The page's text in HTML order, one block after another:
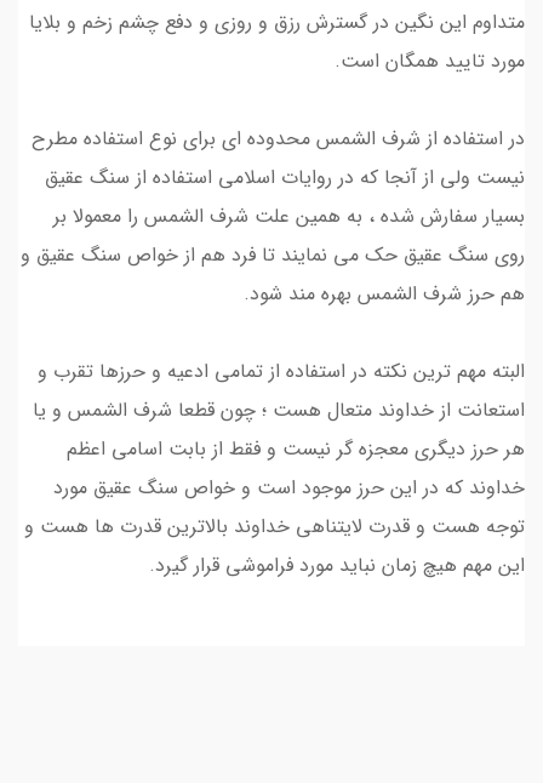
متداوم این نگین در گسترش رزق و روزی و دفع چشم زخم و بلایا
مورد تایید همگان است.
در استفاده از شرف الشمس محدوده ای برای نوع استفاده مطرح
نیست ولی از آنجا که در روایات اسلامی استفاده از سنگ عقیق
بسیار سفارش شده ، به همین علت شرف الشمس را معمولا بر
روی سنگ عقیق حک می نمایند تا فرد هم از خواص سنگ عقیق و
هم حرز شرف الشمس بهره مند شود.
البته مهم ترین نکته در استفاده از تمامی ادعیه و حرزها تقرب و
استعانت از خداوند متعال هست ؛ چون قطعا شرف الشمس و یا
هر حرز دیگری معجزه گر نیست و فقط از بابت اسامی اعظم
خداوند که در این حرز موجود است و خواص سنگ عقیق مورد
توجه هست و قدرت لایتناهی خداوند بالاترین قدرت ها هست و
این مهم هیچ زمان نباید مورد فراموشی قرار گیرد.